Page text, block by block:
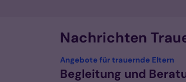
Nachrichten
Angebote für trauernde Eltern
Begleitung und